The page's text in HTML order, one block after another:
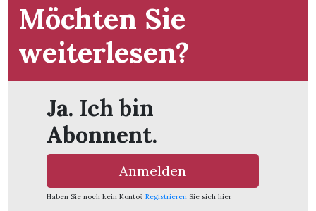
Möchten Sie
weiterlesen?
Ja. Ich bin
Abonnent.
Anmelden
Haben Sie noch kein Konto? Registrieren Sie sich hier